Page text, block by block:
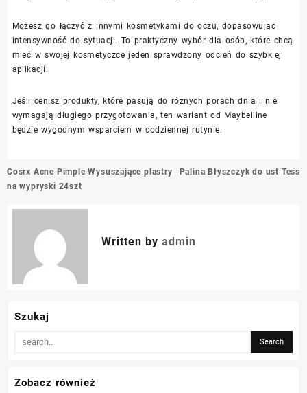
Możesz go łączyć z innymi kosmetykami do oczu, dopasowując
intensywność do sytuacji. To praktyczny wybór dla osób, które chcą
mieć w swojej kosmetyczce jeden sprawdzony odcień do szybkiej
aplikacji.
Jeśli cenisz produkty, które pasują do różnych porach dnia i nie
wymagają długiego przygotowania, ten wariant od Maybelline
będzie wygodnym wsparciem w codziennej rutynie.
Nawigacja
wpisu
Cosrx Acne Pimple Wysuszające plastry
na wypryski 24szt
Palina Błyszczyk do ust Tess
Written by admin
Szukaj
Zobacz również